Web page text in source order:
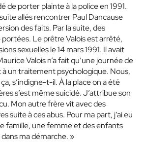
de porter plainte à la police en 1991.
allés rencontrer Paul Dancause
des faits. Par la suite, des
Le prêtre Valois est arrêté,
sexuelles le 14 mars 1991. Il avait
Valois n’a fait qu’une journée de
à un traitement psychologique. Nous,
ça, s’indigne-t-il. À la place on a été
s’est même suicidé. J’attribue son
Mon autre frère vit avec des
suite à ces abus. Pour ma part, j’ai eu
famille, une femme et des enfants
ma démarche. »